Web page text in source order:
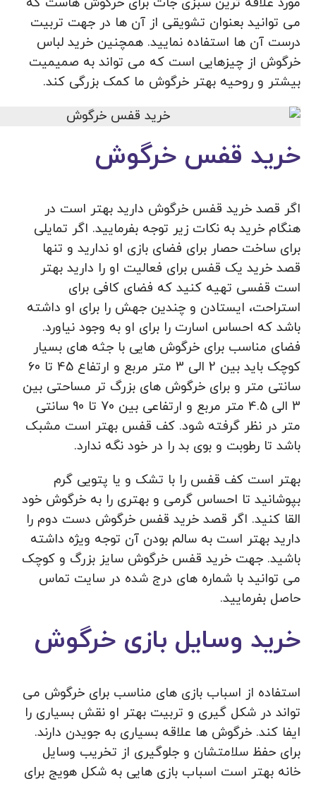
می توانید بعنوان تشویقی از آن ها در جهت تربیت
درست آن ها استفاده نمایید. همچنین خرید لباس
خرگوش از چیزهایی است که می تواند به صمیمیت
بیشتر و روحیه بهتر خرگوش ما کمک بزرگی کند.
خرید قفس خرگوش
اگر قصد خرید قفس خرگوش دارید بهتر است در
هنگام خرید به نکات زیر توجه بفرمایید. اگر تمایلی
برای ساخت حصار برای فضای بازی او ندارید و تنها
قصد خرید یک قفس برای فعالیت او را دارید بهتر
است قفسی تهیه کنید که فضای کافی برای
استراحت، ایستادن و چندین جهش را برای او داشته
باشد که احساس اسارت را برای او به وجود نیاورد.
فضای مناسب برای خرگوش هایی با جثه های بسیار
کوچک باید بین 2 الی 3 متر مربع و ارتفاع 45 تا 60
سانتی متر و برای خرگوش های بزرگ تر مساحتی بین
3 الی 4.5 متر مربع و ارتفاعی بین 70 تا 90 سانتی
متر در نظر گرفته شود. کف قفس بهتر است مشبک
باشد تا رطوبت و بوی بد را در خود نگه ندارد.
بهتر است کف قفس را با تشک و یا پتویی گرم
بپوشانید تا احساس گرمی و بهتری را به خرگوش خود
القا کنید. اگر قصد خرید قفس خرگوش دست دوم را
دارید بهتر است به سالم بودن آن توجه ویژه داشته
باشید. جهت خرید قفس خرگوش سایز بزرگ و کوچک
می توانید با شماره های درج شده در سایت تماس
حاصل بفرمایید.
خرید وسایل بازی خرگوش
استفاده از اسباب بازی های مناسب برای خرگوش می
تواند در شکل گیری و تربیت بهتر او نقش بسیاری را
ایفا کند. خرگوش ها علاقه بسیاری به جویدن دارند.
برای حفظ سلامتشان و جلوگیری از تخریب وسایل
خانه بهتر است اسباب بازی هایی به شکل هویج برای